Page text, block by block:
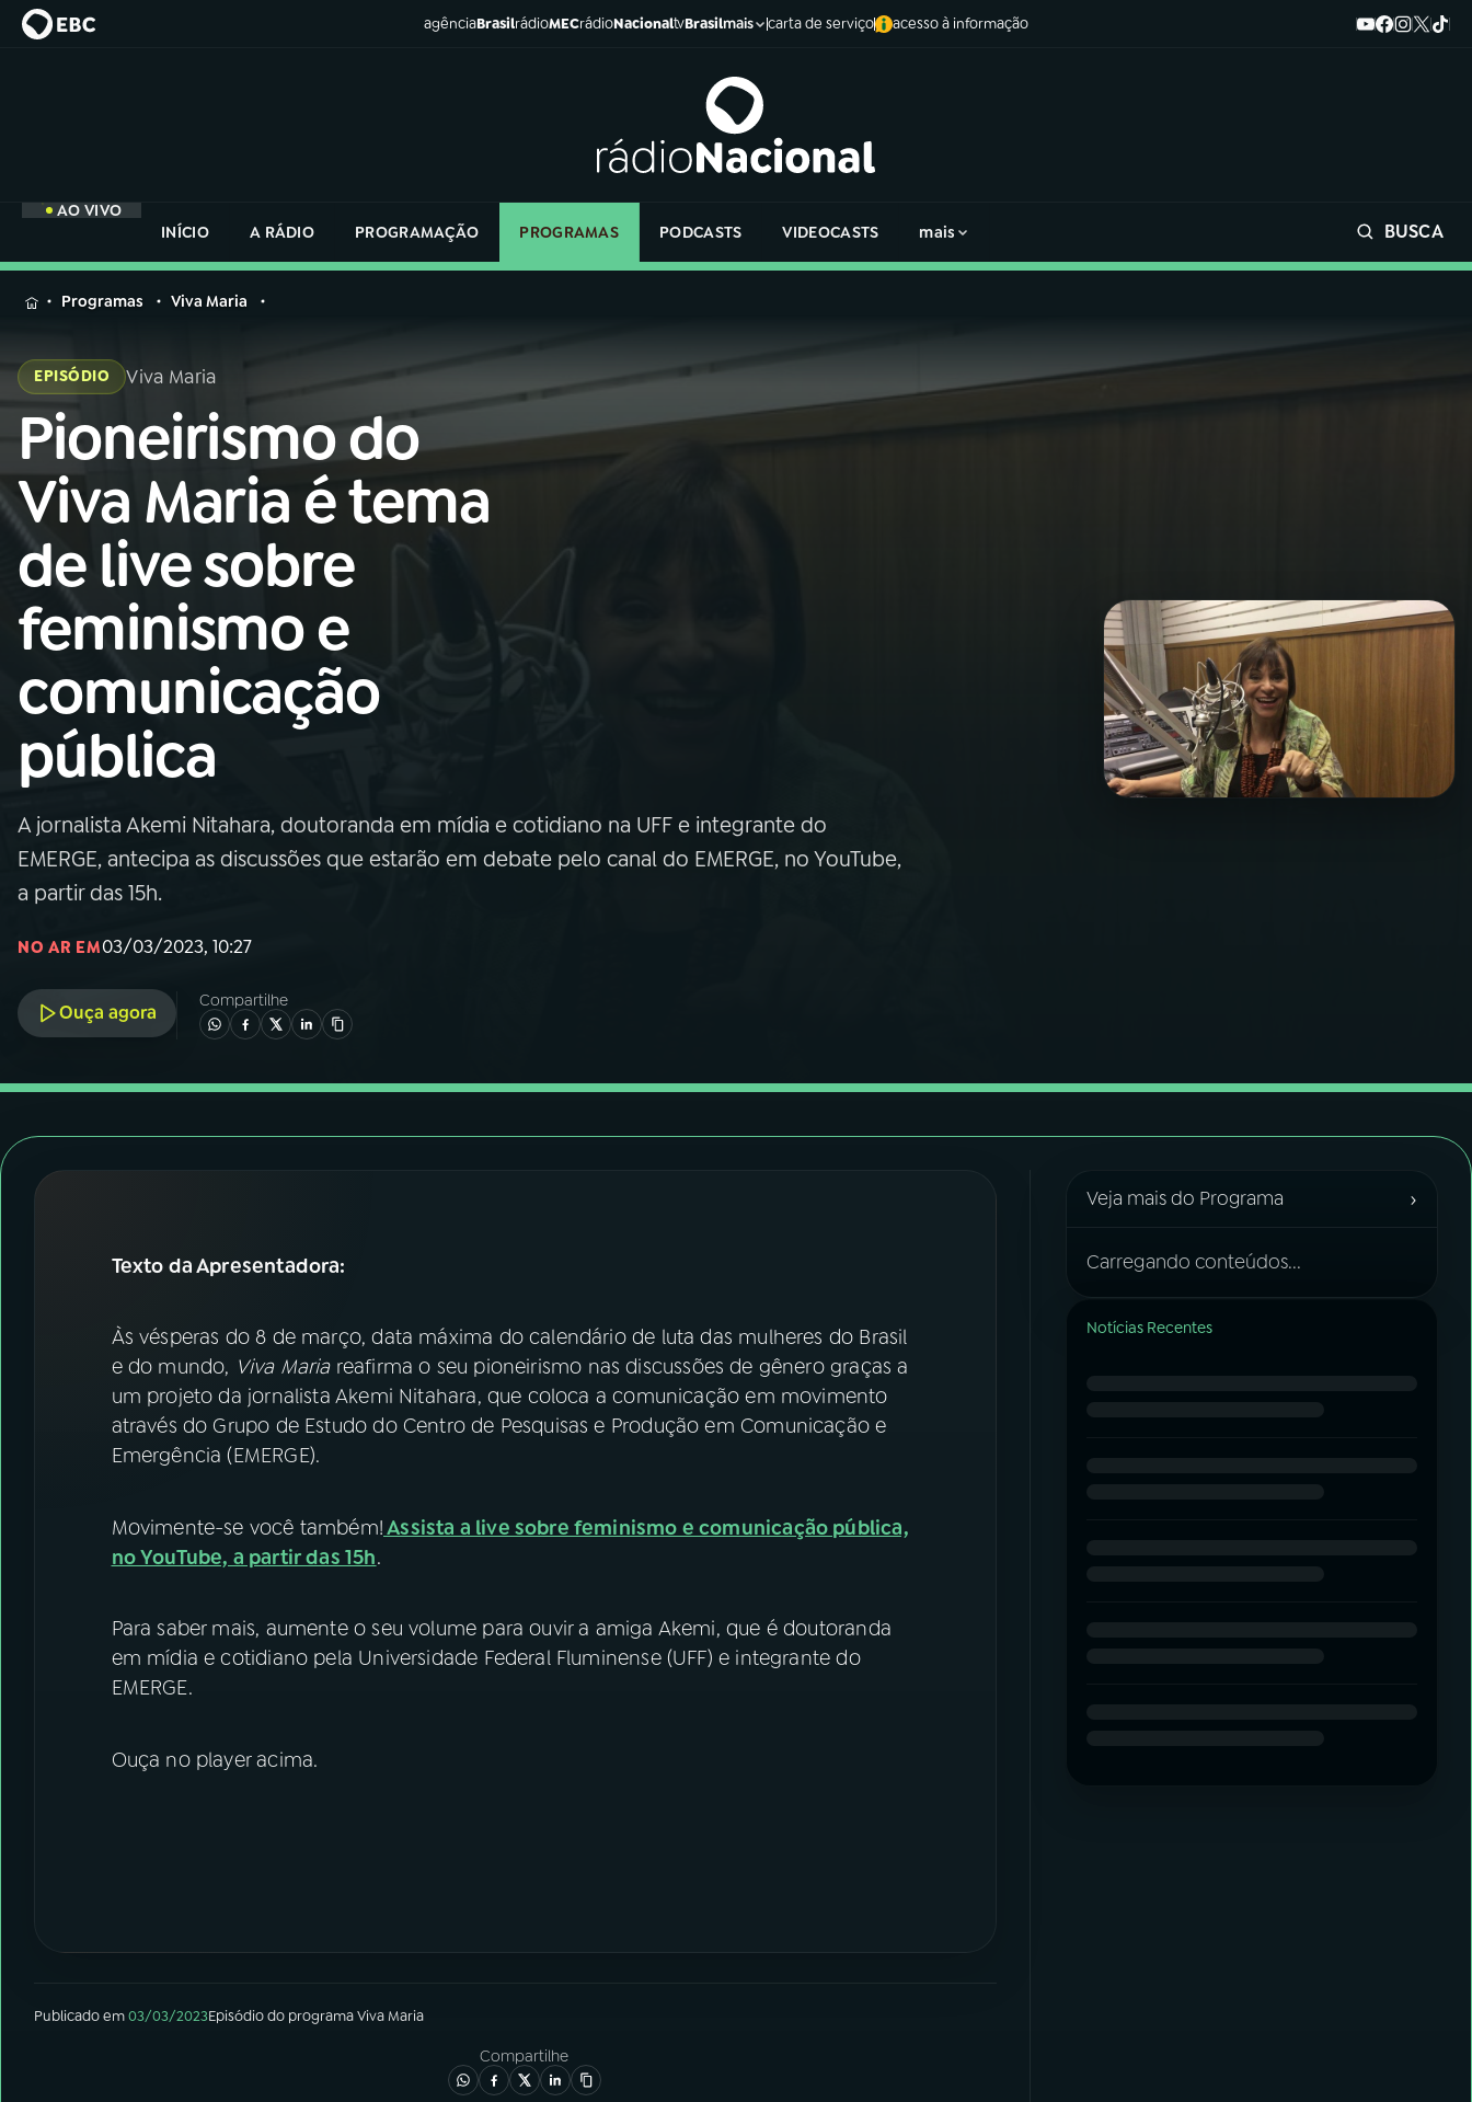
agênciaBrasilrádioMECrádioNacionaltvBrasilmais carta de serviço acesso à informação
AO VIVO
INÍCIO
A RÁDIO PROGRAMAÇÃO PROGRAMAS PODCASTS VIDEOCASTS mais BUSCA
MENU
Buscar
na
Rádio
Nacional
AO VIVO
01 INÍCIO
02A RÁDIO
03 PROGRAMAÇÃO
04 PROGRAMAS
ÚLTIMAS
na
Rádio
Nacional
Programas Viva Maria
EPISÓDIO Viva Maria
Pioneirismo do
Viva Maria é tema
de live sobre
feminismo e
comunicação
pública
A jornalista Akemi Nitahara, doutoranda em mídia e cotidiano na UFF e integrante do
EMERGE, antecipa as discussões que estarão em debate pelo canal do EMERGE, no YouTube,
a partir das 15h.
NO AR EM03/03/2023, 10:27
Ouça agora
Compartilhe
Texto da Apresentadora:
Às vésperas do 8 de março, data máxima do calendário de luta das mulheres do Brasil
e do mundo, Viva Mariareafirma o seu pioneirismo nas discussões de gênero graças a
um projeto da jornalista Akemi Nitahara, que coloca a comunicação em movimento
através do Grupo de Estudo do Centro de Pesquisas e Produção em Comunicação e
Emergência (EMERGE).
Movimente-se você também!Assista a live sobre feminismo e comunicação pública,
no YouTube, a partir das 15h.
Para saber mais, aumente o seu volume para ouvir a amiga Akemi, que é doutoranda
em mídia e cotidiano pela Universidade Federal Fluminense (UFF) e integrante do
EMERGE.
Ouça no player acima.
Publicado em03/03/2023Episódiodo programaViva Maria
Compartilhe
Veja mais do Programa ›
Carregando conteúdos...
Notícias Recentes